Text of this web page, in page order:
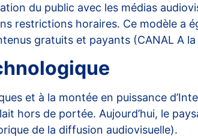
du public avec les médias
restrictions horaires. Ce modèle a
gratuits et payants (CANAL A
et à la montée en puissance
hors de portée. Aujourd’hui, le
de la diffusion audiovisuelle).